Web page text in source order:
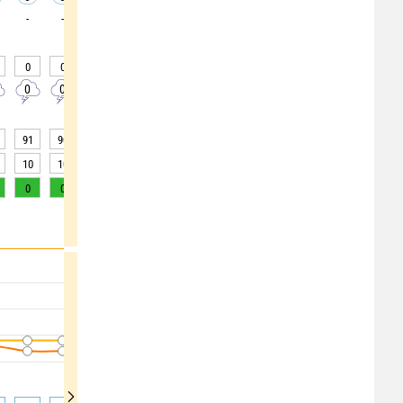
- -
0 0
0 0
91 90
10 10
0 0